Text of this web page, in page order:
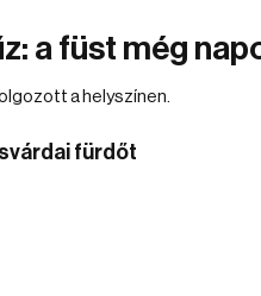
a füst még
a helyszínen.
fürdőt